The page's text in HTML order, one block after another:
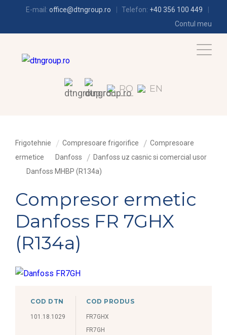
E-mail: office@dtngroup.ro Telefon: +40 356 100 449
Contul meu
RO EN
Frigotehnie Compresoare frigorifice
Compresoare
ermetice
Danfoss
Danfoss uz casnic si comercial usor
Danfoss MHBP (R134a)
Compresor ermetic
Danfoss FR 7GHX
(R134a)
COD DTN
101.18.1029
COD PRODUS
FR7GHX
FR7GH